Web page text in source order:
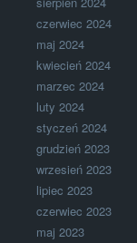
czerwiec 2024
maj 2024
kwiecień 2024
marzec 2024
luty 2024
styczeń 2024
grudzień 2023
wrzesień 2023
lipiec 2023
czerwiec 2023
maj 2023